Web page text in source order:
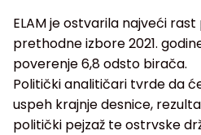
ELAM je ostvarila najveći
prethodne izbore 2021.
poverenje 6,8 odsto birača.
Politički analitičari tvrde da
uspeh krajnje desnice,
politički pejzaž te ostrvske